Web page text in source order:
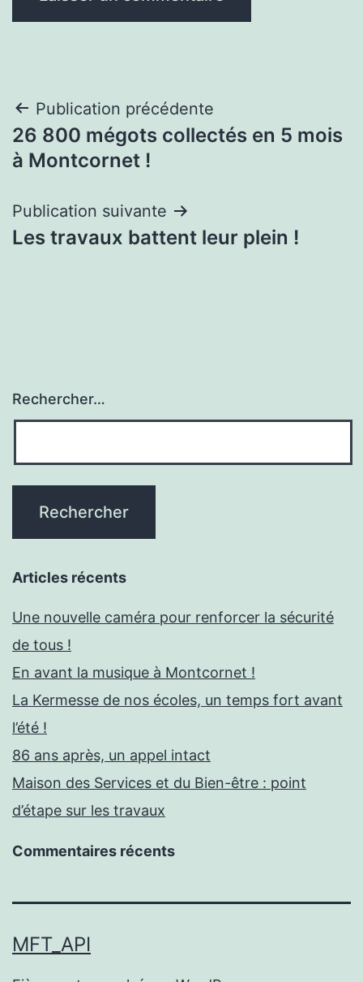
Navigation
de
Publication précédente
26 800 mégots collectés en 5 mois
à Montcornet !
Publication suivante
Les travaux battent leur plein !
Rechercher…
Articles récents
Une nouvelle caméra pour renforcer la sécurité
de tous !
En avant la musique à Montcornet !
La Kermesse de nos écoles, un temps fort avant
l’été !
86 ans après, un appel intact
Maison des Services et du Bien-être : point
d’étape sur les travaux
Commentaires récents
MFT_API